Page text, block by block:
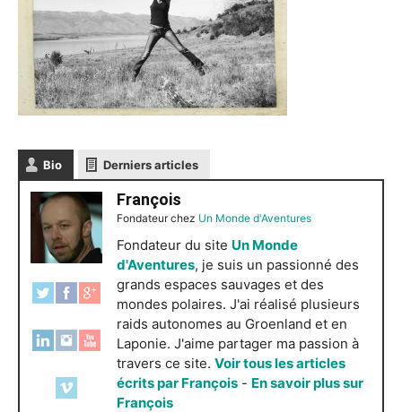
Bio Derniers articles
François
Fondateurchez Un Monde d'Aventures
Fondateur du site Un Monde
d'Aventures, je suis un passionné des
grands espaces sauvages et des
mondes polaires. J'ai réalisé plusieurs
raids autonomes au Groenland et en
Laponie. J'aime partager ma passion à
travers ce site. Voir tous les articles
écrits par François - En savoir plus sur
François